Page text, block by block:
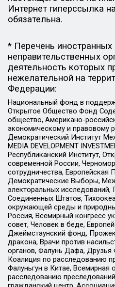
Интернет гиперссылка
обязательна.
* Перечень
неправительственных
деятельность которых
нежелательной на
Федерации:
Национальный фонд в
Открытое Общество Фонд
общество, Американо-
экономическому и правовому
Демократический Институт
MEDIA DEVELOPMENT
Республиканский Институт,
современной России,
сотрудничества, Европейская
Демократические Выборы,
электоральных
Соединенных Штатов,
окружающей среды и
Россия, Всемирный конгресс
совет, Человек в беде,
Джеймстаунский фонд,
дракона, Врачи против
органов, Фалунь Дафа, Друзья
Коалиция по расследованию
Фалуньгун в Китае, Всемирная
расследованию